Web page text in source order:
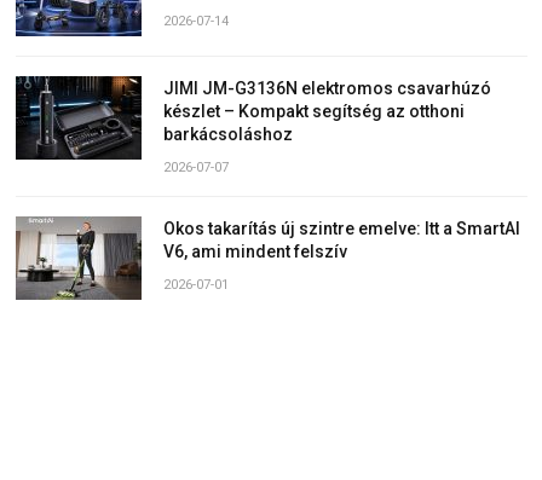
2026-07-14
JIMI JM-G3136N elektromos csavarhúzó
készlet – Kompakt segítség az otthoni
barkácsoláshoz
2026-07-07
Okos takarítás új szintre emelve: Itt a SmartAI
V6, ami mindent felszív
2026-07-01